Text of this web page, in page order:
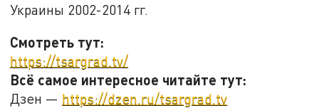
Украины 2002-2014 гг.
Смотреть тут:
https://tsargrad.tv/
Всё самое интересное читайте тут:
Дзен — https://dzen.ru/tsargrad.tv